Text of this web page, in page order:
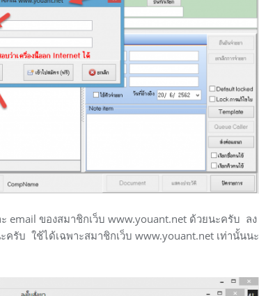
email ของสมาชิกเว็บ www.youant.net ด้วยนะครับ ลง
รับ ใช้ได้เฉพาะสมาชิกเว็บ www.youant.net เท่านั้นนะ